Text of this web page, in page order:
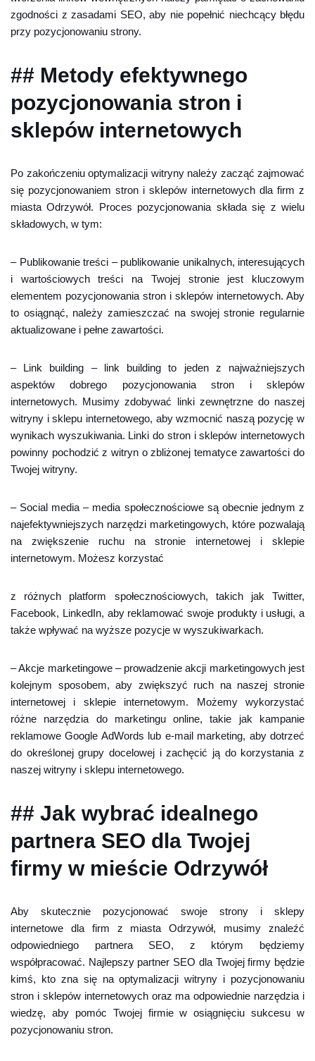
zgodności z zasadami SEO, aby nie popełnić niechcący błędu
przy pozycjonowaniu strony.
## Metody efektywnego
pozycjonowania stron i
sklepów internetowych
Po zakończeniu optymalizacji witryny należy zacząć zajmować
się pozycjonowaniem stron i sklepów internetowych dla firm z
miasta Odrzywół. Proces pozycjonowania składa się z wielu
składowych, w tym:
– Publikowanie treści – publikowanie unikalnych, interesujących
i wartościowych treści na Twojej stronie jest kluczowym
elementem pozycjonowania stron i sklepów internetowych. Aby
to osiągnąć, należy zamieszczać na swojej stronie regularnie
aktualizowane i pełne zawartości.
– Link building – link building to jeden z najważniejszych
aspektów dobrego pozycjonowania stron i sklepów
internetowych. Musimy zdobywać linki zewnętrzne do naszej
witryny i sklepu internetowego, aby wzmocnić naszą pozycję w
wynikach wyszukiwania. Linki do stron i sklepów internetowych
powinny pochodzić z witryn o zbliżonej tematyce zawartości do
Twojej witryny.
– Social media – media społecznościowe są obecnie jednym z
najefektywniejszych narzędzi marketingowych, które pozwalają
na zwiększenie ruchu na stronie internetowej i sklepie
internetowym. Możesz korzystać
z różnych platform społecznościowych, takich jak Twitter,
Facebook, LinkedIn, aby reklamować swoje produkty i usługi, a
także wpływać na wyższe pozycje w wyszukiwarkach.
– Akcje marketingowe – prowadzenie akcji marketingowych jest
kolejnym sposobem, aby zwiększyć ruch na naszej stronie
internetowej i sklepie internetowym. Możemy wykorzystać
różne narzędzia do marketingu online, takie jak kampanie
reklamowe Google AdWords lub e-mail marketing, aby dotrzeć
do określonej grupy docelowej i zachęcić ją do korzystania z
naszej witryny i sklepu internetowego.
## Jak wybrać idealnego
partnera SEO dla Twojej
firmy w mieście Odrzywół
Aby skutecznie pozycjonować swoje strony i sklepy
internetowe dla firm z miasta Odrzywół, musimy znaleźć
odpowiedniego partnera SEO, z którym będziemy
współpracować. Najlepszy partner SEO dla Twojej firmy będzie
kimś, kto zna się na optymalizacji witryny i pozycjonowaniu
stron i sklepów internetowych oraz ma odpowiednie narzędzia i
wiedzę, aby pomóc Twojej firmie w osiągnięciu sukcesu w
pozycjonowaniu stron.